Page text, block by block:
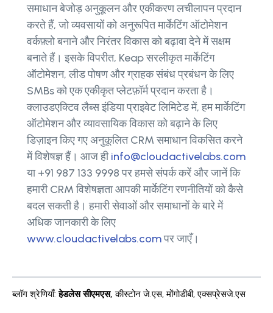
समाधान बेजोड़ अनुकूलन और एकीकरण लचीलापन प्रदान
करते हैं, जो व्यवसायों को अनुरूपित मार्केटिंग ऑटोमेशन
वर्कफ़्लो बनाने और निरंतर विकास को बढ़ावा देने में सक्षम
बनाते हैं। इसके विपरीत, Keap सरलीकृत मार्केटिंग
ऑटोमेशन, लीड पोषण और ग्राहक संबंध प्रबंधन के लिए
SMBs को एक एकीकृत प्लेटफ़ॉर्म प्रदान करता है।
क्लाउडएक्टिव लैब्स इंडिया प्राइवेट लिमिटेड में, हम मार्केटिंग
ऑटोमेशन और व्यावसायिक विकास को बढ़ाने के लिए
डिज़ाइन किए गए अनुकूलित CRM समाधान विकसित करने
में विशेषज्ञ हैं। आज हीinfo@cloudactivelabs.com
या +91 987 133 9998 पर हमसे संपर्क करें और जानें कि
हमारी CRM विशेषज्ञता आपकी मार्केटिंग रणनीतियों को कैसे
बदल सकती है। हमारी सेवाओं और समाधानों के बारे में
अधिक जानकारी के लिए
www.cloudactivelabs.comपर जाएँ।
ब्लॉग श्रेणियाँ: हेडलेस सीएमएस, कीस्टोन जे.एस,मोंगोडीबी,एक्सप्रेसजे.एस